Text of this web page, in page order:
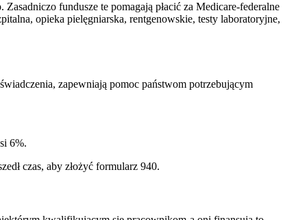
fundusze te pomagają płacić za Medicare-federalne
opieka pielęgniarska, rentgenowskie, testy laboratoryjne,
zapewniają pomoc państwom potrzebującym
6%.
czas, aby złożyć formularz 940.